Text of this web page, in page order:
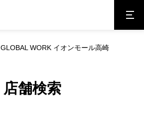
GLOBAL WORK イオンモール高崎
店舗検索